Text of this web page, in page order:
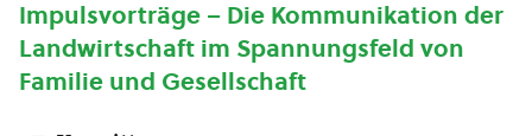
Impulsvorträge – Die Kommunikation der
Landwirtschaft im Spannungsfeld von
Familie und Gesellschaft